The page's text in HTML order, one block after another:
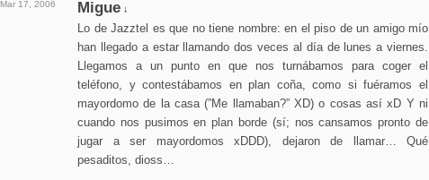
Mar 17, 2006 Migue ↓
Lo de Jazztel es que no tiene nombre: en el piso de un amigo mío
han llegado a estar llamando dos veces al día de lunes a viernes.
Llegamos a un punto en que nos turnábamos para coger el
teléfono, y contestábamos en plan coña, como si fuéramos el
mayordomo de la casa (”Me llamaban?” XD) o cosas así xD Y ni
cuando nos pusimos en plan borde (sí; nos cansamos pronto de
jugar a ser mayordomos xDDD), dejaron de llamar… Qué
pesaditos, dioss…